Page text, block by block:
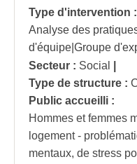
Type d'intervention :
Analyse des
d'équipe|Groupe
Secteur : Social
Type de structure :
Public accueilli :
Hommes et femmes
logement -
mentaux, de stress